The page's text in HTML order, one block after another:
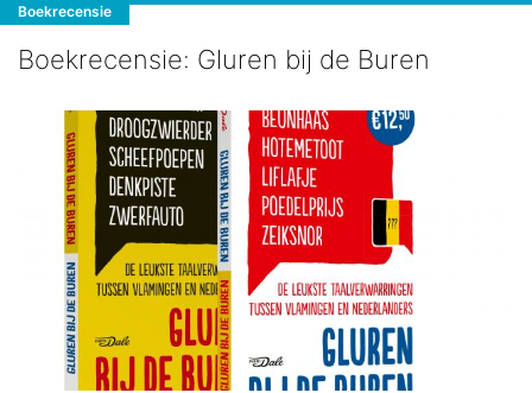
Boekrecensie
Boekrecensie: Gluren bij de Buren